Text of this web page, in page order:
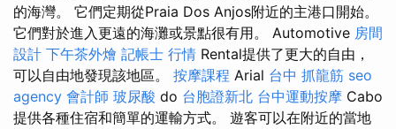
的海灣。 它們定期從Praia Dos Anjos附近的主港口開始。
它們對於進入更遠的海灘或景點很有用。 Automotive 房間
設計 下午茶外燴 記帳士 行情 Rental提供了更大的自由，
可以自由地發現該地區。 按摩課程 Arial 台中 抓龍筋 seo
agency 會計師 玻尿酸 do 台胞證新北 台中運動按摩 Cabo
提供各種住宿和簡單的運輸方式。 遊客可以在附近的當地